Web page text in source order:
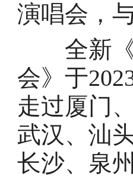
演唱会，
全新《
会》于
走过厦门
武汉、汕
长沙、泉